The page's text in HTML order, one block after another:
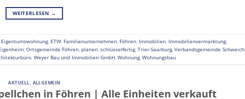
WEITERLESEN →
Eigentumswohnung, ETW Familienunternehmen Föhren Immobilien Immobilienvermarktung,
Ortsgemeinde Föhren planen schlüsselfertig, Trier-Saarburg, Verbandsgemeinde Schweich
Weyer Bau und Immobilien GmbH Wohnung, Wohnungsbau
AKTUELL, ALLGEMEIN
in Föhren | Alle Einheiten verkauft